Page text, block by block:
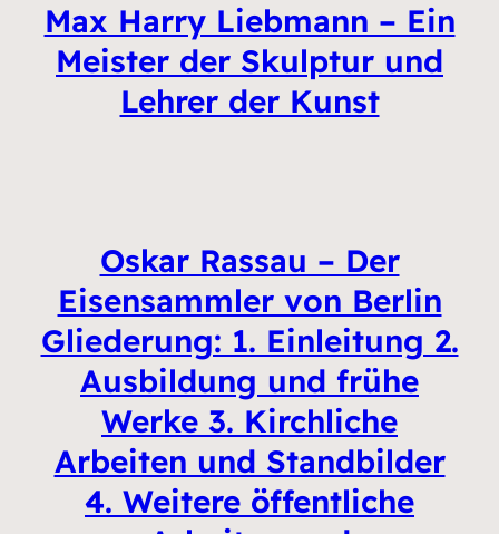
Max Harry Liebmann – Ein
Meister der Skulptur und
Lehrer der Kunst
Oskar Rassau – Der
Eisensammler von Berlin
Gliederung: 1. Einleitung 2.
Ausbildung und frühe
Werke 3. Kirchliche
Arbeiten und Standbilder
4. Weitere öffentliche